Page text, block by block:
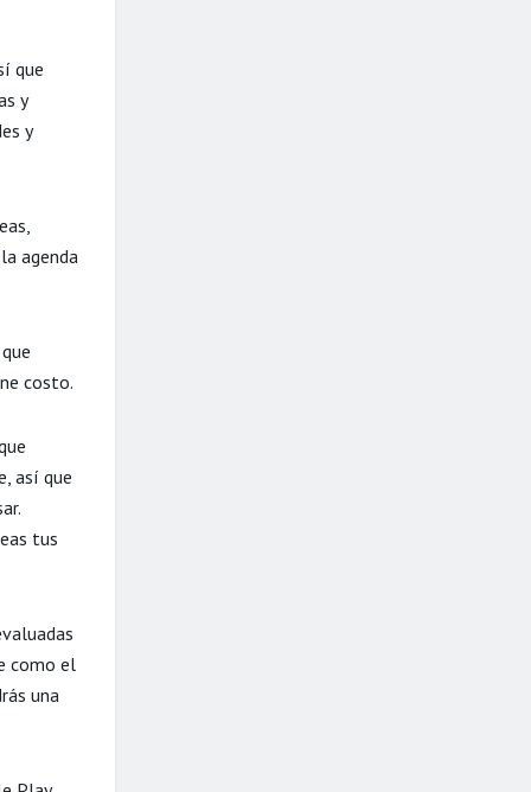
que
y
y
agenda
costo.
así que
tus
como el
una